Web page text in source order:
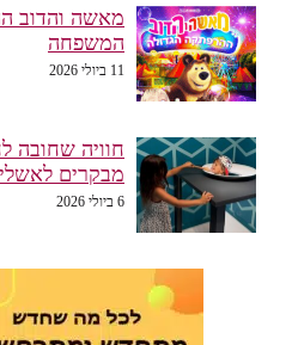
מאשה והדוב
המשפחה
11 ביולי 2026
חוויה שחובה
מבקרים
6 ביולי 2026